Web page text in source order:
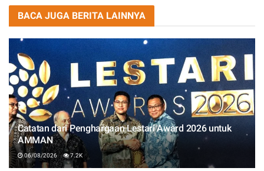
BACA JUGA BERITA LAINNYA
Catatan dari Penghargaan Lestari Award 2026 untuk
AMMAN
06/08/2026 7.2K